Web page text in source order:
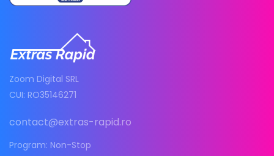
Zoom Digital SRL
CUI: RO35146271
contact@extras-rapid.ro
Program: Non-Stop